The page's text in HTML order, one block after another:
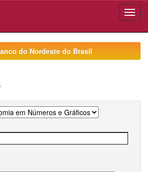
do Nordeste do Brasil